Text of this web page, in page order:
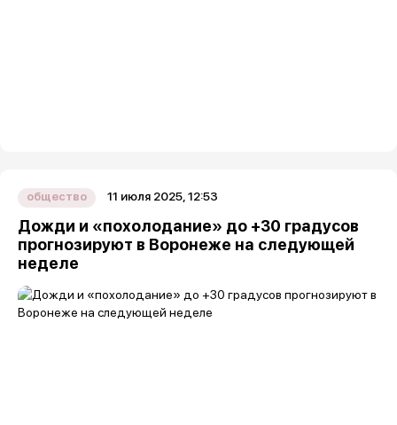
общество 11 июля 2025, 12:53
Дожди и «похолодание» до +30 градусов
прогнозируют в Воронеже на следующей
неделе